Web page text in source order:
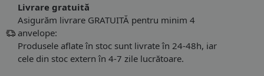
Livrare gratuită
Asigurăm livrare GRATUITĂ pentru minim 4
anvelope:
Produsele aflate în stoc sunt livrate în 24-48h, iar
cele din stoc extern în 4-7 zile lucrătoare.